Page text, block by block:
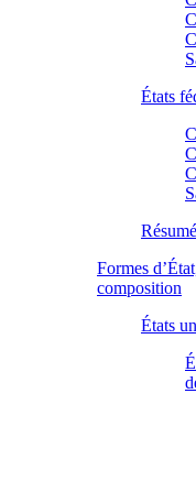
États
Formes
composition
États